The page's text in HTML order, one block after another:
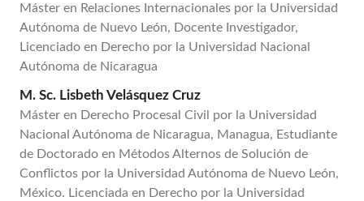
Máster en Relaciones Internacionales por la Universidad
Autónoma de Nuevo León, Docente Investigador,
Licenciado en Derecho por la Universidad Nacional
Autónoma de Nicaragua
M. Sc. Lisbeth Velásquez Cruz
Máster en Derecho Procesal Civil por la Universidad
Nacional Autónoma de Nicaragua, Managua, Estudiante
de Doctorado en Métodos Alternos de Solución de
Conflictos por la Universidad Autónoma de Nuevo León,
México. Licenciada en Derecho por la Universidad